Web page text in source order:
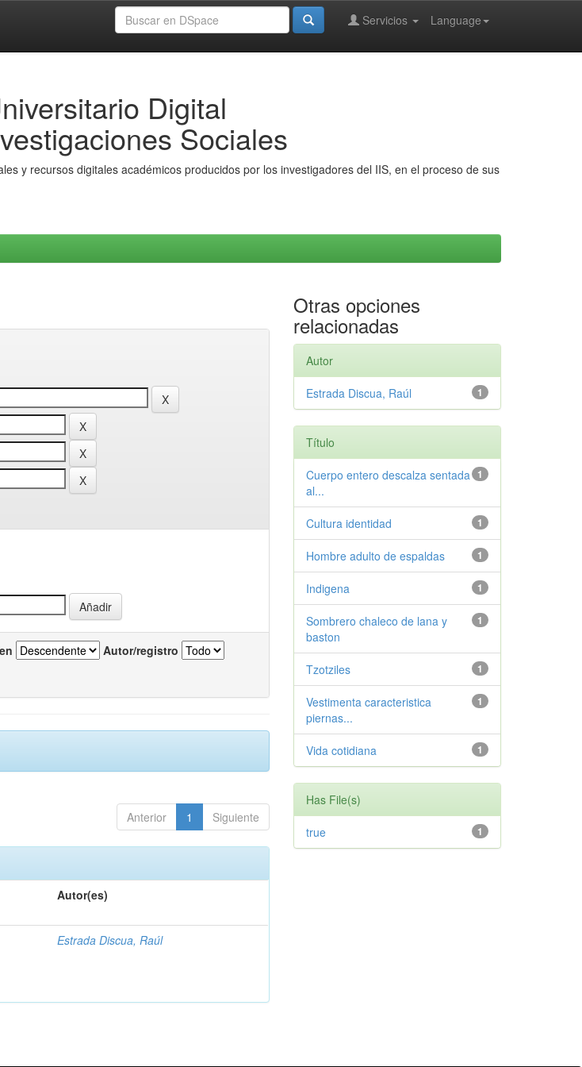
Language
Servicios
Digital
Sociales
y recursos digitales académicos producidos por los investigadores del IIS, en el proceso de sus
Autor/registro
Anterior 1 Siguiente
Autor(es)
Estrada Discua, Raúl
Otras opciones
relacionadas
Autor
1
Estrada Discua, Raúl
Título
1
Cuerpo entero descalza sentada
al...
1
Cultura identidad
1
Hombre adulto de espaldas
1
Indigena
1
Sombrero chaleco de lana y
baston
1
Tzotziles
1
Vestimenta caracteristica
piernas...
1
Vida cotidiana
Has File(s)
1
true